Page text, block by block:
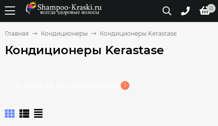
0
Главная Кондиционеры Кондиционеры Kerastase
Кондиционеры Kerastase
1